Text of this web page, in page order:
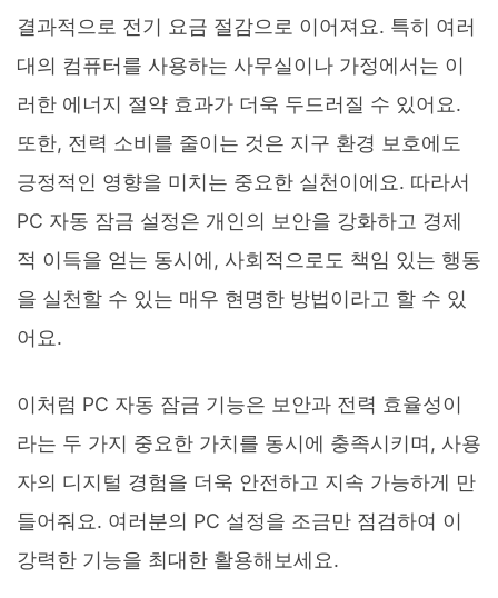
결과적으로 전기 요금 절감으로 이어져요. 특히 여러
대의 컴퓨터를 사용하는 사무실이나 가정에서는 이
러한 에너지 절약 효과가 더욱 두드러질 수 있어요.
또한, 전력 소비를 줄이는 것은 지구 환경 보호에도
긍정적인 영향을 미치는 중요한 실천이에요. 따라서
PC 자동 잠금 설정은 개인의 보안을 강화하고 경제
적 이득을 얻는 동시에, 사회적으로도 책임 있는 행동
을 실천할 수 있는 매우 현명한 방법이라고 할 수 있
어요.
이처럼 PC 자동 잠금 기능은 보안과 전력 효율성이
라는 두 가지 중요한 가치를 동시에 충족시키며, 사용
자의 디지털 경험을 더욱 안전하고 지속 가능하게 만
들어줘요. 여러분의 PC 설정을 조금만 점검하여 이
강력한 기능을 최대한 활용해보세요.